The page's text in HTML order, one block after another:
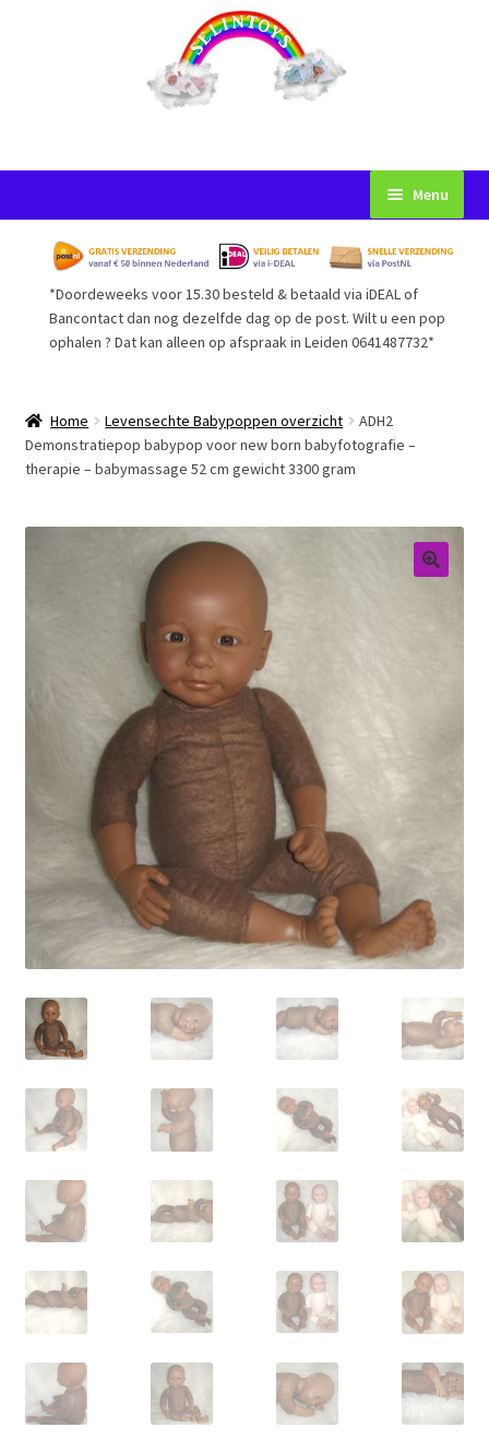
naar
navigatie
inhoud
Menu
Startpagina
Voorwaarden
Afrekenen
Gastenboek
Retouren
*Doordeweeks voor 15.30 besteld & betaald via iDEAL of
Bancontact dan nog dezelfde dag op de post. Wilt u een pop
ophalen ? Dat kan alleen op afspraak in Leiden 0641487732*
Home Levensechte Babypoppen overzicht
ADH2
Demonstratiepop babypop voor new born babyfotografie –
therapie – babymassage 52 cm gewicht 3300 gram